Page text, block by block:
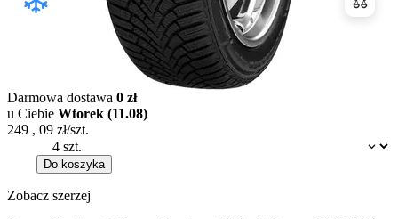
Dostępność:
Darmowa dostawa 0 zł
u Ciebie Wtorek (11.08)
249 , 09 zł/szt.
Do koszyka
Zobacz szerzej